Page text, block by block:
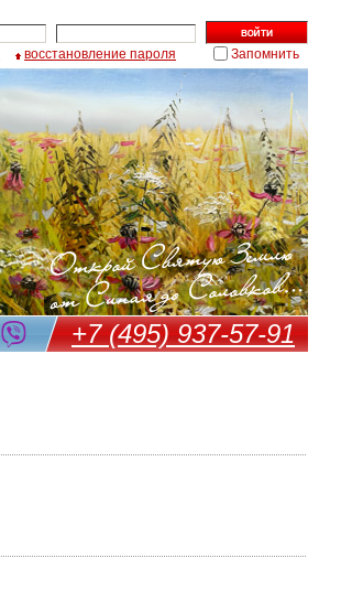
восстановление пароля Запомнить
+7 (495) 937-57-91